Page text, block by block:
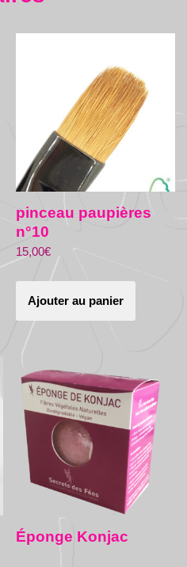
pinceau paupières
n°10
15,00€
Ajouter au panier
Éponge Konjac